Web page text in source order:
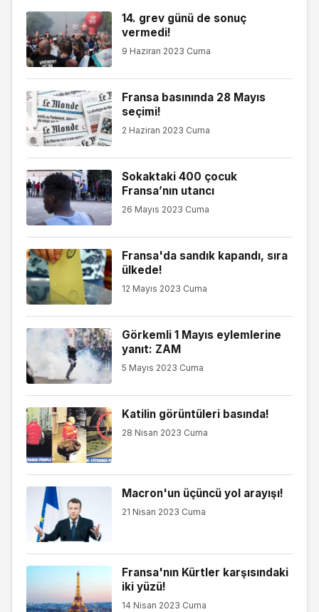
14. grev günü de sonuç
vermedi!
9 Haziran 2023 Cuma
Fransa basınında 28 Mayıs
seçimi!
2 Haziran 2023 Cuma
Sokaktaki 400 çocuk
Fransa’nın utancı
26 Mayıs 2023 Cuma
Fransa'da sandık kapandı, sıra
ülkede!
12 Mayıs 2023 Cuma
Görkemli 1 Mayıs eylemlerine
yanıt: ZAM
5 Mayıs 2023 Cuma
Katilin görüntüleri basında!
28 Nisan 2023 Cuma
Macron'un üçüncü yol arayışı!
21 Nisan 2023 Cuma
Fransa'nın Kürtler karşısındaki
iki yüzü!
14 Nisan 2023 Cuma